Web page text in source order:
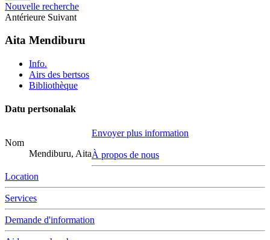
Nouvelle recherche
Antérieure Suivant
Aita Mendiburu
Info.
Airs des bertsos
Bibliothèque
Datu pertsonalak
Nom
Mendiburu, Aita
Envoyer plus information
À propos de nous
Location
Services
Demande d'information